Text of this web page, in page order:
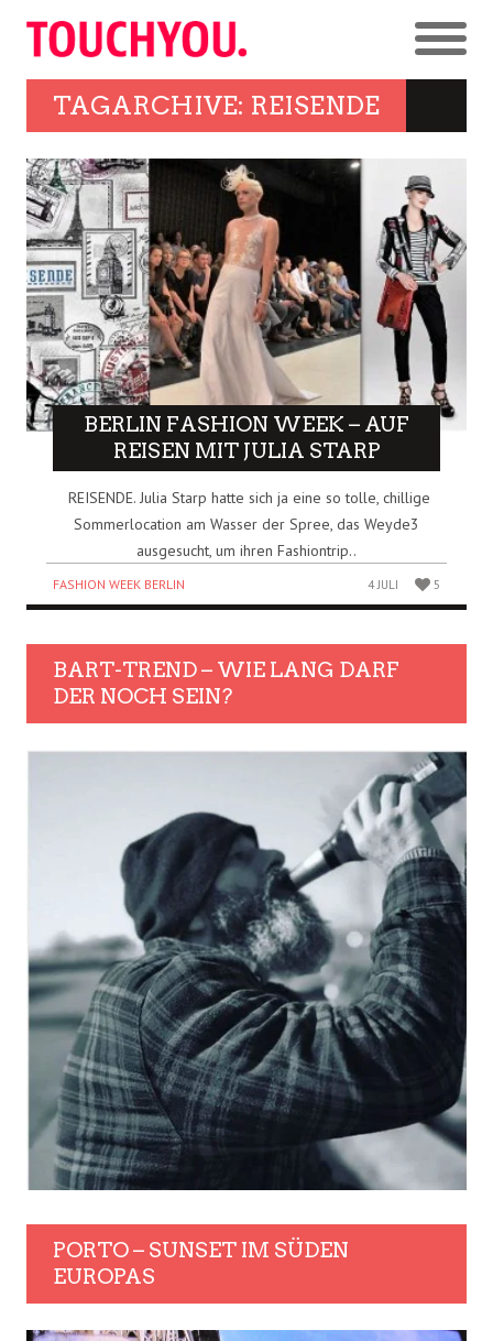
TAGARCHIVE: REISENDE
BERLIN FASHION WEEK – AUF
REISEN MIT JULIA STARP
REISENDE. Julia Starp hatte sich ja eine so tolle, chillige
Sommerlocation am Wasser der Spree, das Weyde3
ausgesucht, um ihren Fashiontrip..
FASHION WEEK BERLIN 4 JULI 5
BART-TREND – WIE LANG DARF
DER NOCH SEIN?
PORTO – SUNSET IM SÜDEN
EUROPAS